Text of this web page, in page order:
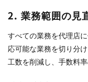
2. 業務範囲の見
すべての業務を代理店
応可能な業務を切り分
工数を削減し、手数料